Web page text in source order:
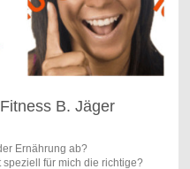
B. Jäger
Ernährung ab?
für mich die richtige?